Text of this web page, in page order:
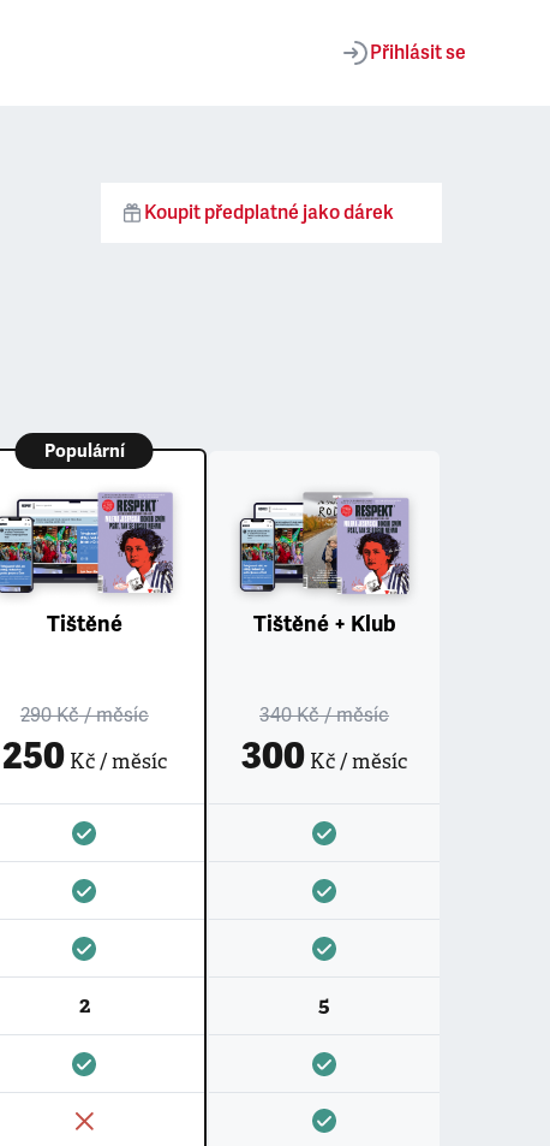
Přihlásit se
Koupit předplatné jako dárek
Populární
Tištěné
290 Kč/ měsíc
250Kč / měsíc
2
Tištěné + Klub
340 Kč/ měsíc
300 Kč / měsíc
5